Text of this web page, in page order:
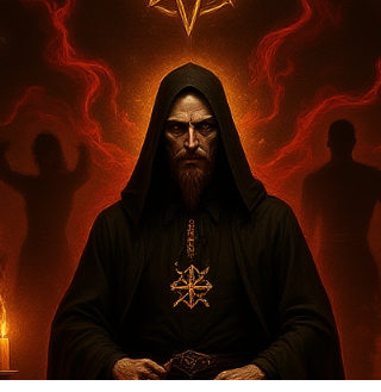
filosofía de Thelema de Crowley… y desde ahí,
hasta el ocultismo contemporáneo, el new
y, por qué no, hasta las playlists de rock
esotérico en Spotify.